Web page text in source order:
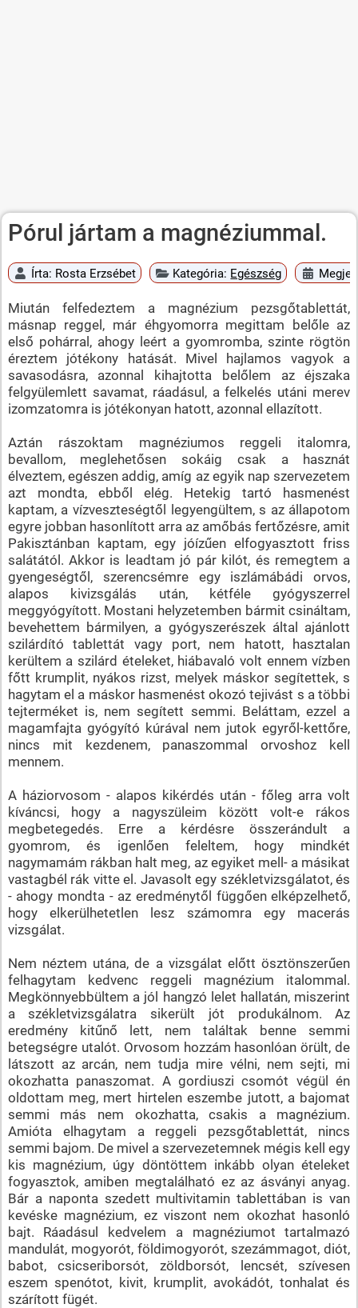
Pórul jártam a magnéziummal.
Írta: Rosta Erzsébet Kategória: Egészség
Miután felfedeztem a magnézium pezsgőtablettát,
másnap reggel, már éhgyomorra megittam belőle az
első pohárral, ahogy leért a gyomromba, szinte rögtön
éreztem jótékony hatását. Mivel hajlamos vagyok a
savasodásra, azonnal kihajtotta belőlem az éjszaka
felgyülemlett savamat, ráadásul, a felkelés utáni merev
izomzatomra is jótékonyan hatott, azonnal ellazított.
Aztán rászoktam magnéziumos reggeli italomra,
bevallom, meglehetősen sokáig csak a hasznát
élveztem, egészen addig, amíg az egyik nap szervezetem
azt mondta, ebből elég. Hetekig tartó hasmenést
kaptam, a vízveszteségtől legyengültem, s az állapotom
egyre jobban hasonlított arra az amőbás fertőzésre, amit
Pakisztánban kaptam, egy jóízűen elfogyasztott friss
salátától. Akkor is leadtam jó pár kilót, és remegtem a
gyengeségtől, szerencsémre egy iszlámábádi orvos,
alapos kivizsgálás után, kétféle gyógyszerrel
meggyógyított. Mostani helyzetemben bármit csináltam,
bevehettem bármilyen, a gyógyszerészek által ajánlott
szilárdító tablettát vagy port, nem hatott, hasztalan
kerültem a szilárd ételeket, hiábavaló volt ennem vízben
főtt krumplit, nyákos rizst, melyek máskor segítettek, s
hagytam el a máskor hasmenést okozó tejivást s a többi
tejterméket is, nem segített semmi. Beláttam, ezzel a
magamfajta gyógyító kúrával nem jutok egyről-kettőre,
nincs mit kezdenem, panaszommal orvoshoz kell
mennem.
A háziorvosom - alapos kikérdés után - főleg arra volt
kíváncsi, hogy a nagyszüleim között volt-e rákos
megbetegedés. Erre a kérdésre összerándult a
gyomrom, és igenlően feleltem, hogy mindkét
nagymamám rákban halt meg, az egyiket mell- a másikat
vastagbél rák vitte el. Javasolt egy székletvizsgálatot, és
- ahogy mondta - az eredménytől függően elképzelhető,
hogy elkerülhetetlen lesz számomra egy macerás
vizsgálat.
Nem néztem utána, de a vizsgálat előtt ösztönszerűen
felhagytam kedvenc reggeli magnézium italommal.
Megkönnyebbültem a jól hangzó lelet hallatán, miszerint
a székletvizsgálatra sikerült jót produkálnom. Az
eredmény kitűnő lett, nem találtak benne semmi
betegségre utalót. Orvosom hozzám hasonlóan örült, de
látszott az arcán, nem tudja mire vélni, nem sejti, mi
okozhatta panaszomat. A gordiuszi csomót végül én
oldottam meg, mert hirtelen eszembe jutott, a bajomat
semmi más nem okozhatta, csakis a magnézium.
Amióta elhagytam a reggeli pezsgőtablettát, nincs
semmi bajom. De mivel a szervezetemnek mégis kell egy
kis magnézium, úgy döntöttem inkább olyan ételeket
fogyasztok, amiben megtalálható ez az ásványi anyag.
Bár a naponta szedett multivitamin tablettában is van
kevéske magnézium, ez viszont nem okozhat hasonló
bajt. Ráadásul kedvelem a magnéziumot tartalmazó
mandulát, mogyorót, földimogyorót, szezámmagot, diót,
babot, csicseriborsót, zöldborsót, lencsét, szívesen
eszem spenótot, kivit, krumplit, avokádót, tonhalat és
szárított fügét.